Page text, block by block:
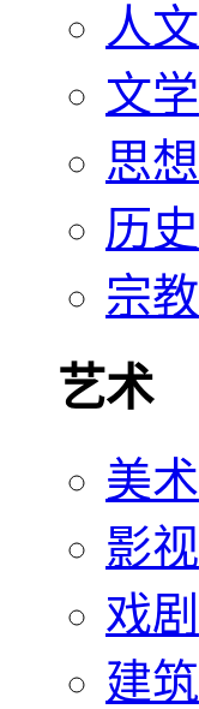
人文
文学
思想
历史
宗教
艺术
美术
影视
戏剧
建筑